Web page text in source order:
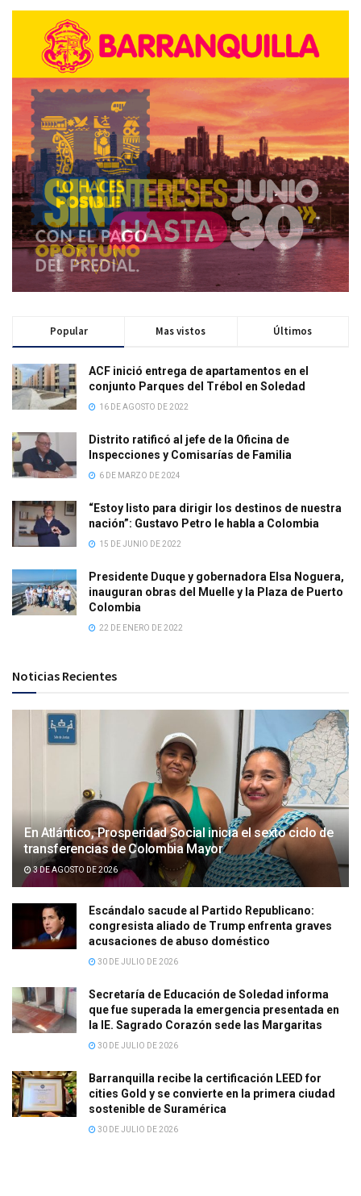
Popular Mas vistos Últimos
ACF inició entrega de apartamentos en el
conjunto Parques del Trébol en Soledad
16 DE AGOSTO DE 2022
Distrito ratificó al jefe de la Oficina de
Inspecciones y Comisarías de Familia
6 DE MARZO DE 2024
“Estoy listo para dirigir los destinos de nuestra
nación”: Gustavo Petro le habla a Colombia
15 DE JUNIO DE 2022
Presidente Duque y gobernadora Elsa Noguera,
inauguran obras del Muelle y la Plaza de Puerto
Colombia
22 DE ENERO DE 2022
Noticias Recientes
En Atlántico, Prosperidad Social inicia el sexto ciclo de
transferencias de Colombia Mayor
3 DE AGOSTO DE 2026
Escándalo sacude al Partido Republicano:
congresista aliado de Trump enfrenta graves
acusaciones de abuso doméstico
30 DE JULIO DE 2026
Secretaría de Educación de Soledad informa
que fue superada la emergencia presentada en
la IE. Sagrado Corazón sede las Margaritas
30 DE JULIO DE 2026
Barranquilla recibe la certificación LEED for
cities Gold y se convierte en la primera ciudad
sostenible de Suramérica
30 DE JULIO DE 2026